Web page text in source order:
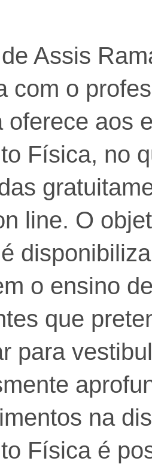
Assis
com o
oferece aos
Física, no
line. O
o ensino
que
para
na
Física é